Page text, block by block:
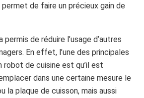
de faire un précieux gain de
permis de réduire l’usage d’autres
En effet, l’une des principales
robot de cuisine est qu’il est
dans une certaine mesure le
la plaque de cuisson, mais aussi